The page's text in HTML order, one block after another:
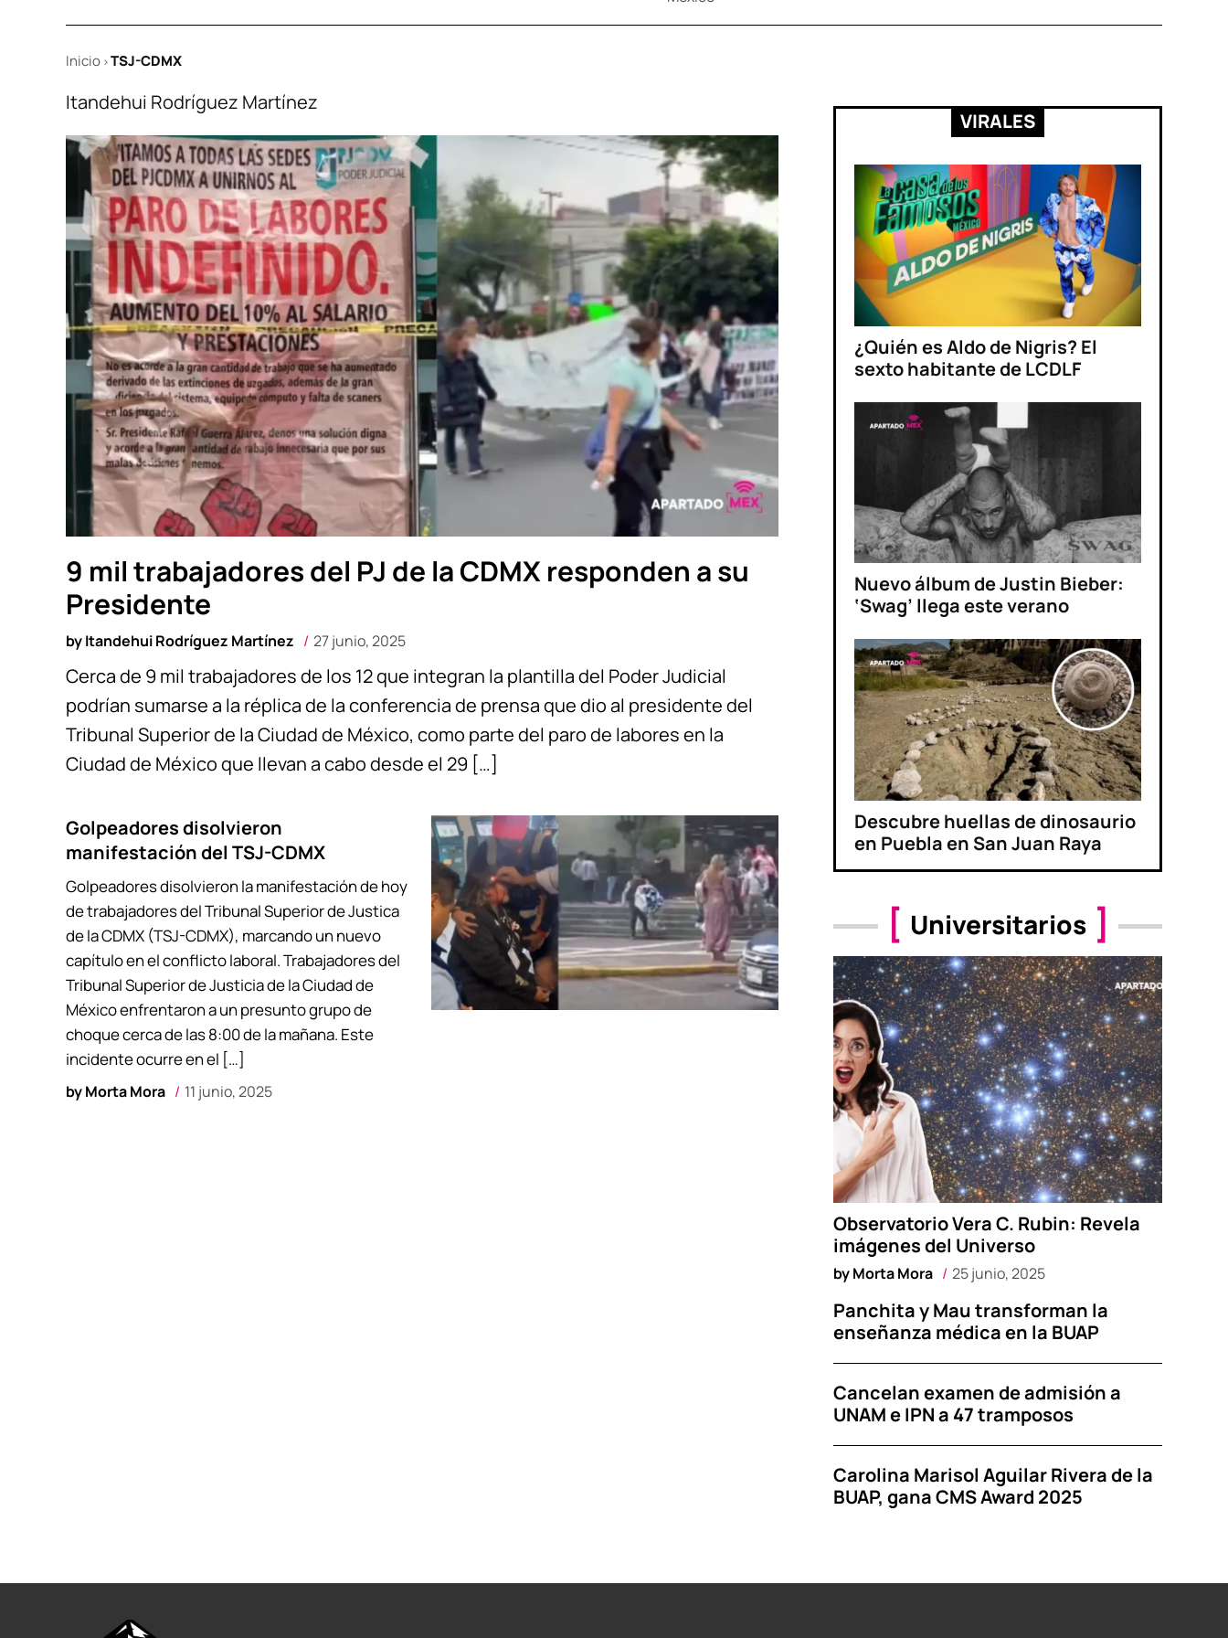
Inicio >TSJ-CDMX
Itandehui Rodríguez Martínez
9 mil trabajadores del PJ de la CDMX responden a su
Presidente
byItandehui Rodríguez Martínez 27 junio, 2025
Cerca de 9 mil trabajadores de los 12 que integran la plantilla del Poder Judicial
podrían sumarse a la réplica de la conferencia de prensa que dio al presidente del
Tribunal Superior de la Ciudad de México, como parte del paro de labores en la
Ciudad de México que llevan a cabo desde el 29 […]
Golpeadores disolvieron
manifestación del TSJ-CDMX
byMorta Mora 11 junio, 2025
Golpeadores disolvieron la manifestación de hoy
de trabajadores del Tribunal Superior de Justica
de la CDMX (TSJ-CDMX), marcando un nuevo
capítulo en el conflicto laboral. Trabajadores del
Tribunal Superior de Justicia de la Ciudad de
México enfrentaron a un presunto grupo de
choque cerca de las 8:00 de la mañana. Este
incidente ocurre en el […]
VIRALES
¿Quién es Aldo de Nigris? El
sexto habitante de LCDLF
Nuevo álbum de Justin Bieber:
‘Swag’ llega este verano
Descubre huellas de dinosaurio
en Puebla en San Juan Raya
Universitarios
Observatorio Vera C. Rubin: Revela
imágenes del Universo
byMorta Mora 25 junio, 2025
Panchita y Mau transforman la
enseñanza médica en la BUAP
Cancelan examen de admisión a
UNAM e IPN a 47 tramposos
Carolina Marisol Aguilar Rivera de la
BUAP, gana CMS Award 2025